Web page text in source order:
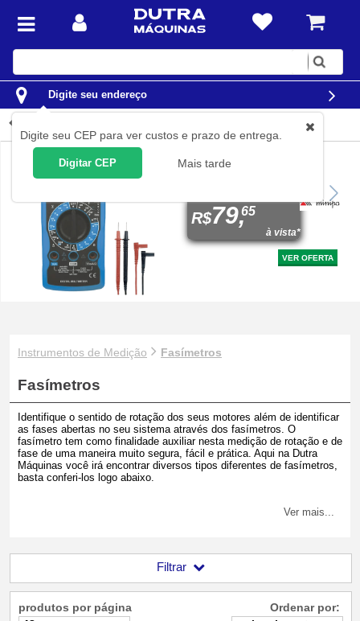
Digite
Digite seu endereço
Digite seu CEP para ver custos e prazo de entrega.
Digitar CEP Mais tarde
Multímetro digital portátil
R$79,65
à vista*
VER OFERTA
Instrumentos de Medição Fasímetros
Fasímetros
Identifique o sentido de rotação dos seus motores além de identificar
as fases abertas no seu sistema através dos fasímetros. O
fasímetro tem como finalidade auxiliar nesta medição de rotação e de
fase de uma maneira muito segura, fácil e prática. Aqui na Dutra
Máquinas você irá encontrar diversos tipos diferentes de fasímetros,
basta conferi-los logo abaixo.
Ver mais...
Filtrar
produtos por página Ordenar por: